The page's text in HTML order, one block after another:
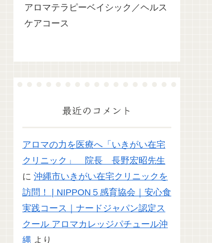
アロマテラピーベイシック／ヘルス
ケアコース
最近のコメント
アロマの力を医療へ「いきがい在宅
クリニック」 院長 長野宏昭先生
に 沖縄市いきがい在宅クリニックを
訪問！ | NIPPON５感育協会｜安心食
実践コース｜ナードジャパン認定ス
クール アロマカレッジパチュール沖
縄 より